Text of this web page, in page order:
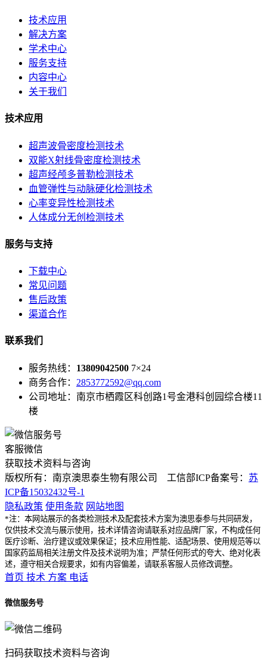
技术应用
解决方案
学术中心
服务支持
内容中心
关于我们
技术应用
超声波骨密度检测技术
双能X射线骨密度检测技术
超声经颅多普勒检测技术
血管弹性与动脉硬化检测技术
心率变异性检测技术
人体成分无创检测技术
服务与支持
下载中心
常见问题
售后政策
渠道合作
联系我们
服务热线： 13809042500 7×24
商务合作： 2853772592@qq.com
公司地址：南京市栖霞区科创路1号金港科创园综合楼11
楼
客服微信
获取技术资料与咨询
版权所有：南京澳思泰生物有限公司 工信部ICP备案号： 苏
ICP备15032432号-1
隐私政策 使用条款 网站地图
*注：本网站展示的各类检测技术及配套技术方案为澳思泰参与共同研发，
仅供技术交流与展示使用，技术详情咨询请联系对应品牌厂家，不构成任何
医疗诊断、治疗建议或效果保证；技术应用性能、适配场景、使用规范等以
国家药监局相关注册文件及技术说明为准；严禁任何形式的夸大、绝对化表
述，遵守相关合规要求，如有内容偏差，请联系客服人员修改调整。
首页 技术 方案 电话
微信服务号
扫码获取技术资料与咨询